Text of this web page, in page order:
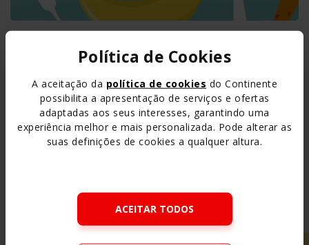
Política de Cookies
A aceitação da política de cookies do Continente
possibilita a apresentação de serviços e ofertas
adaptadas aos seus interesses, garantindo uma
experiência melhor e mais personalizada. Pode alterar as
suas definições de cookies a qualquer altura.
ACEITAR TODOS